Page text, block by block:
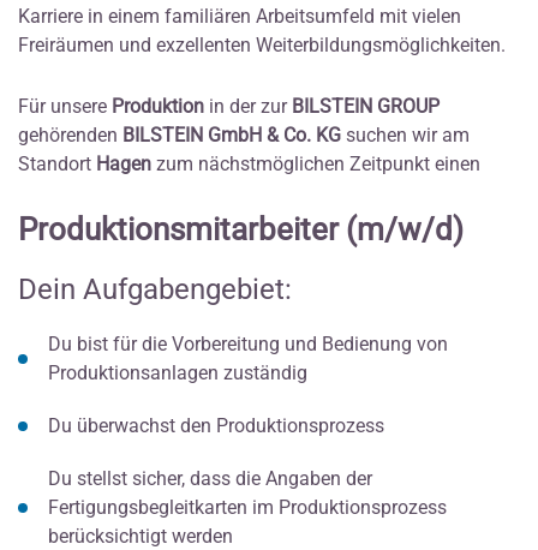
Karriere in einem familiären Arbeitsumfeld mit vielen
Freiräumen und exzellenten Weiterbildungsmöglichkeiten.
Für unsere Produktion in der zur BILSTEIN GROUP
gehörenden BILSTEIN GmbH & Co. KG suchen wir am
Standort Hagen zum nächstmöglichen Zeitpunkt einen
Produktionsmitarbeiter (m/w/d)
Dein Aufgabengebiet:
Du bist für die Vorbereitung und Bedienung von
Produktionsanlagen zuständig
Du überwachst den Produktionsprozess
Du stellst sicher, dass die Angaben der
Fertigungsbegleitkarten im Produktionsprozess
berücksichtigt werden